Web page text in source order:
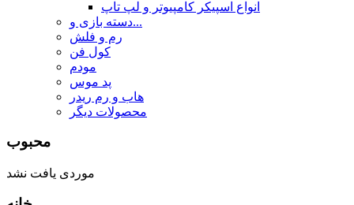
انواع اسپیکر کامپیوتر و لپ تاپ
دسته بازی و...
رم و فلش
کول فن
مودم
پد موس
هاب و رم ریدر
محصولات دیگر
محبوب
موردی یافت نشد